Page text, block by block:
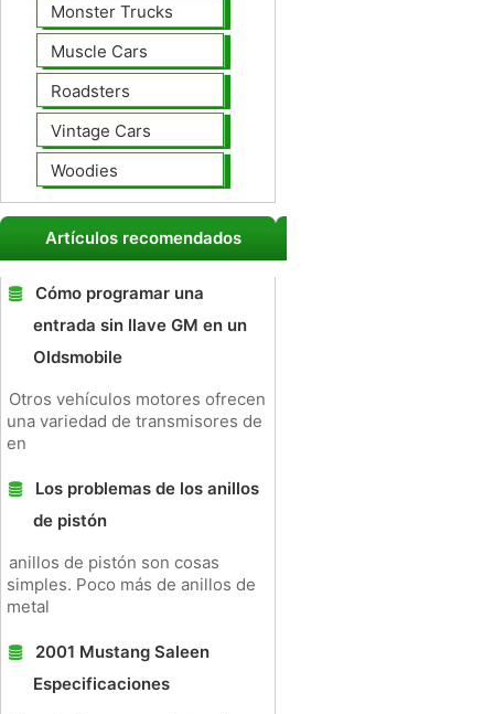
Monster Trucks
Muscle Cars
Roadsters
Vintage Cars
Woodies
Artículos recomendados
Cómo programar una
entrada sin llave GM en un
Oldsmobile
Otros vehículos motores ofrecen
una variedad de transmisores de
en
Los problemas de los anillos
de pistón
anillos de pistón son cosas
simples. Poco más de anillos de
metal
2001 Mustang Saleen
Especificaciones